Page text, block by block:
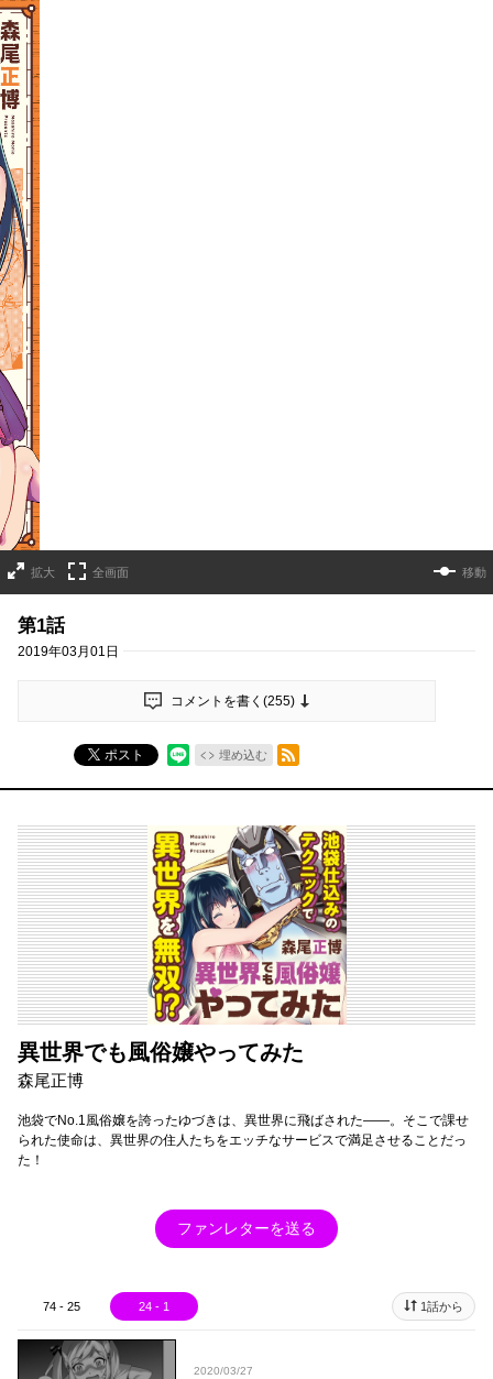
拡大 全画面 移動
第1話
2019年03月01日
コメントを書く(255)
ポスト 埋め込む
RSSフィード
異世界でも風俗嬢やってみた
森尾正博
池袋でNo.1風俗嬢を誇ったゆづきは、異世界に飛ばされた――。そこで課せ
られた使命は、異世界の住人たちをエッチなサービスで満足させることだっ
た！
ファンレターを送る
74 - 25 24 - 1 1話から
2020/03/27